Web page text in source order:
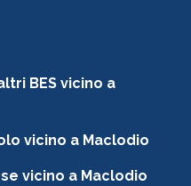
BES vicino a
vicino a Maclodio
vicino a Maclodio